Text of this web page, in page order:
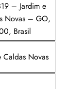
– Jardim e
Novas – GO,
Brasil
Novas